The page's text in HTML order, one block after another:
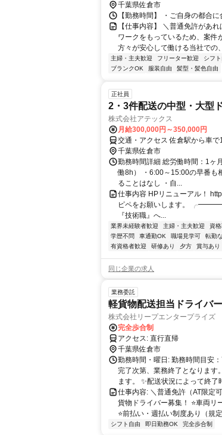
千葉県佐倉市
【勤務時間】 ・ご自身の都合
【仕事内容】 ＼普通免許があ
ワークをもっているため、案件
方々が安心して働ける当社での
主婦・主夫歓迎 フリーター歓迎 シフ
ブランクOK
服装自由 髪型・髪色自由
正社員
2・3件配送の中型・大型
株式会社アテックス
月給300,000円～350,000円
交通・アクセス 佐倉駅から車で
千葉県佐倉市
勤務時間詳細 総労働時間：1ヶ
働8h） ・6:00～15:00の早番も
ることはなし ・自...
仕事内容 HPリニューアル！
ピペをお願いします。
『技術職』へ...
業界未経験者歓迎 主婦・主夫歓迎 資
学歴不問
車通勤OK 職場見学可 転勤な
有資格者歓迎
研修あり 夕方 賞与あり
同じ企業の求人
業務委託
軽貨物配送担当ドライバ
株式会社リープエンタープライズ
完全歩合制
アクセス: 直行直帰
千葉県佐倉市
勤務時間・曜日: 勤務時間目安
完了次第、業務終了となります
ます。 ✨配送状況によって終了
仕事内容: ＼普通免許（AT限定
貨物ドライバー募集！ ⭐️車両リ
⭐️前払い・週払い制度あり（規
シフト自由 即日勤務OK 完全歩合制